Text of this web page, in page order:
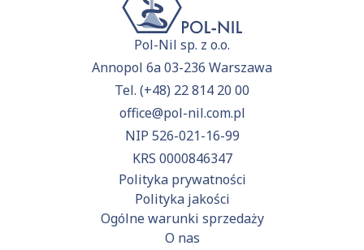
Pol-Nil sp. z o.o.
Annopol 6a 03-236 Warszawa
Tel. (+48) 22 814 20 00
office@pol-nil.com.pl
NIP 526-021-16-99
KRS 0000846347
Polityka prywatności
Polityka jakości
Ogólne warunki sprzedaży
O nas